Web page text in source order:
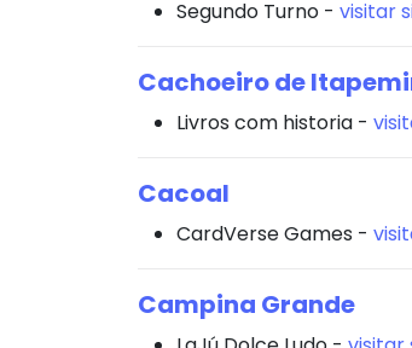
Segundo Turno - visitar
Cachoeiro de
Livros com historia -
Cacoal
CardVerse Games -
Campina Grande